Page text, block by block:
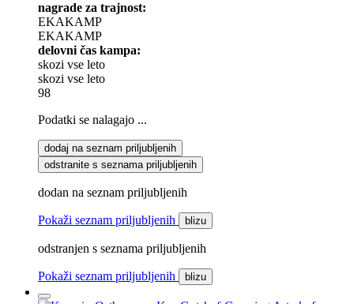
nagrade za trajnost:
EKAKAMP
EKAKAMP
delovni čas kampa:
skozi vse leto
skozi vse leto
98
Podatki se nalagajo ...
dodaj na seznam priljubljenih
odstranite s seznama priljubljenih
dodan na seznam priljubljenih
Pokaži seznam priljubljenih blizu
odstranjen s seznama priljubljenih
Pokaži seznam priljubljenih blizu